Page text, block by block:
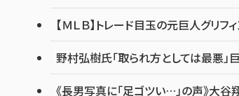
【ＭＬＢ】トレード目玉の元巨人グリ
野村弘樹氏「取られ方としては最悪
《長男写真に「足ゴツい…」の声》大